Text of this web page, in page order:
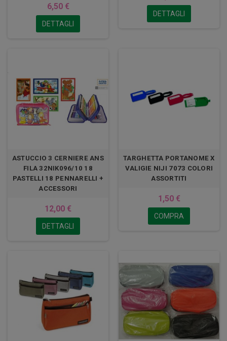
6,50 €
DETTAGLI
DETTAGLI
ASTUCCIO 3 CERNIERE ANS
FILA 32NIK096/10 18
PASTELLI 18 PENNARELLI +
ACCESSORI
12,00 €
DETTAGLI
TARGHETTA PORTANOME X
VALIGIE NIJI 7073 COLORI
ASSORTITI
1,50 €
COMPRA